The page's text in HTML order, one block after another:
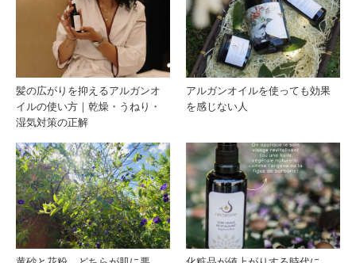
の違
い｜
どち
らを
選
ぶ？
に使
うな
髪の広がりを抑えるアルガンオ
イルの使い方｜乾燥・うねり・
湿気対策の正解
アルガンオイルを使っても効果
を感じない人